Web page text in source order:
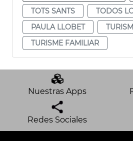
TOTS SANTS
TODOS
PAULA LLOBET
TURISME FAMILIAR
Nuestras Apps
Redes Sociales